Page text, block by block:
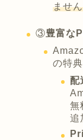
ませ
③豊富な
の特
配
無
追